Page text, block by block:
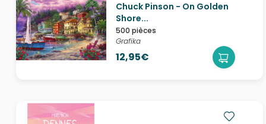
Chuck Pinson - On Golden
Shore...
500 pièces
Grafika
12,95€